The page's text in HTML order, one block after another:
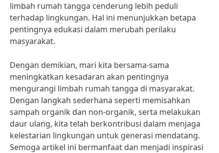
limbah rumah tangga cenderung lebih peduli
terhadap lingkungan. Hal ini menunjukkan betapa
pentingnya edukasi dalam merubah perilaku
masyarakat.
Dengan demikian, mari kita bersama-sama
meningkatkan kesadaran akan pentingnya
mengurangi limbah rumah tangga di masyarakat.
Dengan langkah sederhana seperti memisahkan
sampah organik dan non-organik, serta melakukan
daur ulang, kita telah berkontribusi dalam menjaga
kelestarian lingkungan untuk generasi mendatang.
Semoga artikel ini bermanfaat dan menjadi inspirasi